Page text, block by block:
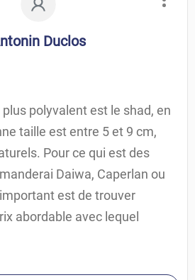
Duclos
plus polyvalent est le shad, en
taille est entre 5 et 9 cm,
Pour ce qui est des
Daiwa, Caperlan ou
est de trouver
abordable avec lequel